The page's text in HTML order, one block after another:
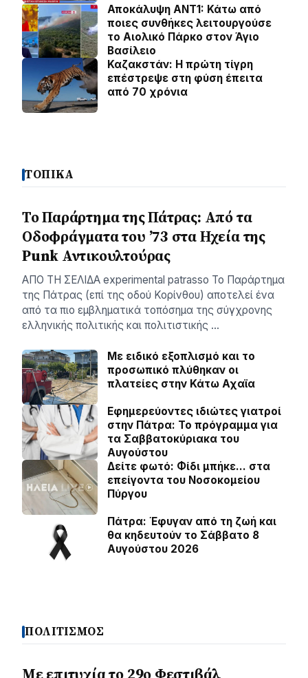
Αποκάλυψη ΑΝΤ1: Κάτω από
ποιες συνθήκες λειτουργούσε
το Αιολικό Πάρκο στον Άγιο
Βασίλειο
Καζακστάν: Η πρώτη τίγρη
επέστρεψε στη φύση έπειτα
από 70 χρόνια
ΤΟΠΙΚΑ
Το Παράρτημα της Πάτρας: Από τα
Οδοφράγματα του ’73 στα Ηχεία της
Punk Αντικουλτούρας
ΑΠΟ ΤΗ ΣΕΛΙΔΑ experimental patrasso Το Παράρτημα
της Πάτρας (επί της οδού Κορίνθου) αποτελεί ένα
από τα πιο εμβληματικά τοπόσημα της σύγχρονης
ελληνικής πολιτικής και πολιτιστικής …
Με ειδικό εξοπλισμό και το
προσωπικό πλύθηκαν οι
πλατείες στην Κάτω Αχαϊα
Εφημερεύοντες ιδιώτες γιατροί
στην Πάτρα: Το πρόγραμμα για
τα Σαββατοκύριακα του
Αυγούστου
Δείτε φωτό: Φίδι μπήκε… στα
επείγοντα του Νοσοκομείου
Πύργου
Πάτρα: Έφυγαν από τη ζωή και
θα κηδευτούν το Σάββατο 8
Αυγούστου 2026
ΠΟΛΙΤΙΣΜΟΣ